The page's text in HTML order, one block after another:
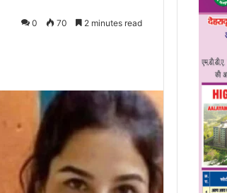
0 70 2 minutes read